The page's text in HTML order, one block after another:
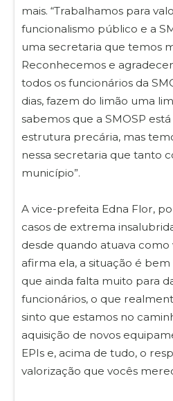
mais. “Trabalhamos para
funcionalismo público e a
uma secretaria que temos
Reconhecemos e
todos os funcionários da
dias, fazem do limão uma
sabemos que a SMOSP
estrutura precária, mas
nessa secretaria que tanto
município”.
A vice-prefeita Edna Flor,
casos de extrema
desde quando atuava como
afirma ela, a situação é
que ainda falta muito para
funcionários, o que
sinto que estamos no
aquisição de novos
EPIs e, acima de tudo, o
valorização que vocês